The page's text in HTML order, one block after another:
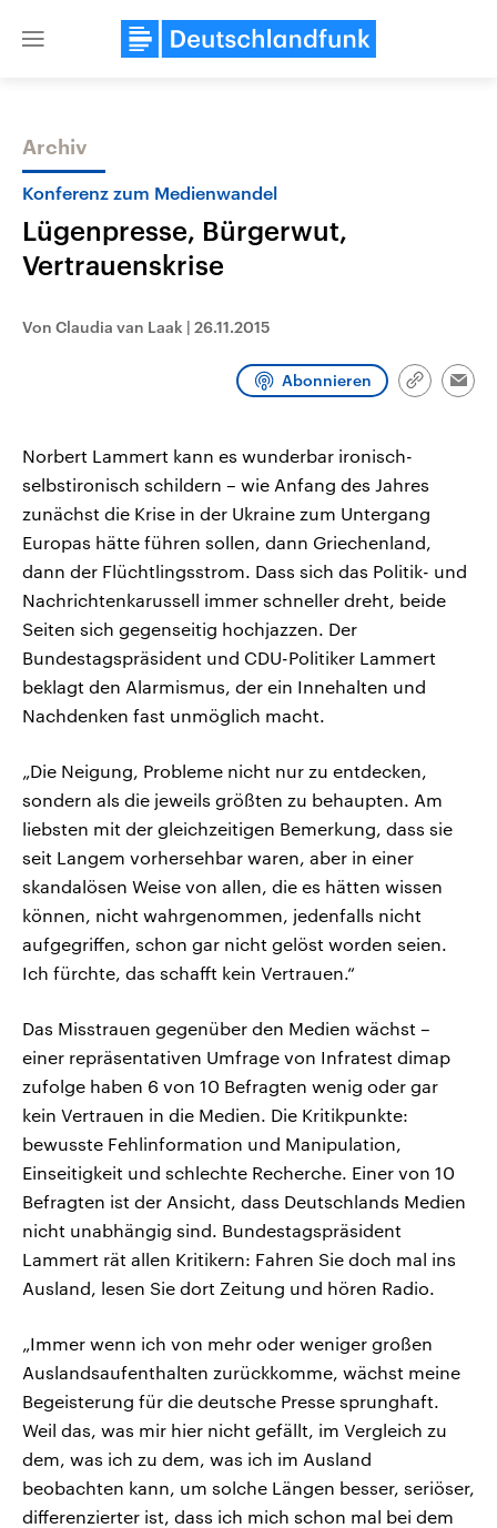
Close
Themen
Landtagswahl Sachsen-Anhalt
September 2026 einen neuen
Landtag. Seit 2021 wird das
Bundesland von einer Koalition aus
CDU, SPD und FDP regiert.-
Wahlprogramme, aktuelle Berichte
und Hintergründe zu den Parteien
und Kandidaten der anstehenden
Wahl.
USA
gehören die Vereinigten
den mächtigsten Ländern
mit großem Einfluss auf
aktuelle Weltgeschehen.
Sendungen Programm Podcasts
Archiv
Konferenz zum Medienwandel
Lügenpresse, Bürgerwut,
Vertrauenskrise
Von Claudia van Laak | 26.11.2015
Abonnieren
Link
Norbert Lammert kann es wunderbar ironisch-
selbstironisch schildern – wie Anfang des Jahres
zunächst die Krise in der Ukraine zum Untergang
Europas hätte führen sollen, dann Griechenland,
dann der Flüchtlingsstrom. Dass sich das Politik- und
Nachrichtenkarussell immer schneller dreht, beide
Seiten sich gegenseitig hochjazzen. Der
Bundestagspräsident und CDU-Politiker Lammert
beklagt den Alarmismus, der ein Innehalten und
Nachdenken fast unmöglich macht.
„Die Neigung, Probleme nicht nur zu entdecken,
sondern als die jeweils größten zu behaupten. Am
liebsten mit der gleichzeitigen Bemerkung, dass sie
seit Langem vorhersehbar waren, aber in einer
skandalösen Weise von allen, die es hätten wissen
können, nicht wahrgenommen, jedenfalls nicht
aufgegriffen, schon gar nicht gelöst worden seien.
Ich fürchte, das schafft kein Vertrauen.“
Das Misstrauen gegenüber den Medien wächst –
einer repräsentativen Umfrage von Infratest dimap
zufolge haben 6 von 10 Befragten wenig oder gar
kein Vertrauen in die Medien. Die Kritikpunkte:
bewusste Fehlinformation und Manipulation,
Einseitigkeit und schlechte Recherche. Einer von 10
Befragten ist der Ansicht, dass Deutschlands Medien
nicht unabhängig sind. Bundestagspräsident
Lammert rät allen Kritikern: Fahren Sie doch mal ins
Ausland, lesen Sie dort Zeitung und hören Radio.
„Immer wenn ich von mehr oder weniger großen
Auslandsaufenthalten zurückkomme, wächst meine
Begeisterung für die deutsche Presse sprunghaft.
Weil das, was mir hier nicht gefällt, im Vergleich zu
dem, was ich zu dem, was ich im Ausland
beobachten kann, um solche Längen besser, seriöser,
differenzierter ist, dass ich mich schon mal bei dem